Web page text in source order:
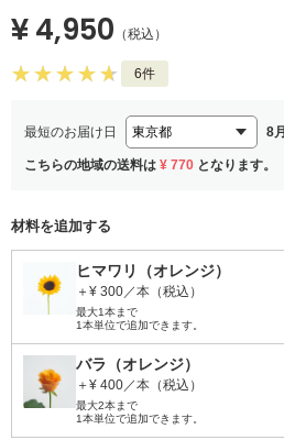
¥ 4,950 （税込）
6件
最短のお届け日 8
こちらの地域の送料は ¥ 770 となります。
材料を追加する
ヒマワリ（オレンジ）
＋¥ 300／本（税込）
最大1本まで
1本単位で追加できます。
バラ（オレンジ）
＋¥ 400／本（税込）
最大2本まで
1本単位で追加できます。